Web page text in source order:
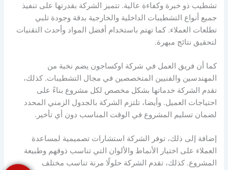
تشطيب ذو خبرة وكفاءة عالية. تتميز الشركة بقدرتها على تنفيذ
جميع أنواع التشطيبات الداخلية والخارجية بدقة وجودة تلبي
تطلعات العملاء. كما تهتم باستخدام أفضل المواد وأحدث التقنيات
لتحقيق نتائج مبهرة.
كما أن فريق العمل في شركة اوكساجون يضم نخبة من
المهندسين والفنيين المتخصصين في مجال التشطيبات. كذلك،
تقدم الشركة خدماتها بشكل مخصص لكل مشروع بناءً على
احتياجات العميل. وأيضا، تلتزم الشركة بالجدول الزمني المحدد
لضمان تسليم المشروع في الوقت المناسب دون أي تأخير.
إضافة إلى ذلك، توفر الشركة استشارات تصميمية لمساعدة
العملاء على اختيار الأنماط والألوان التي تناسب ذوقهم وطبيعة
المشروع. كذلك، تقدم الشركة حلولًا مرنة تناسب مختلف